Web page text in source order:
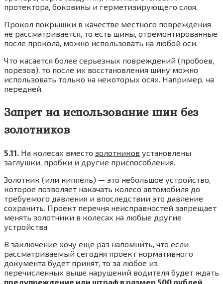
протектора, боковины и герметизирующего слоя.
Прокол покрышки в качестве местного повреждения
не рассматривается, то есть шины, отремонтированные
после прокола, можно использовать на любой оси.
Что касается более серьезных повреждений (пробоев,
порезов), то после их восстановления шину можно
использовать только на некоторых осях. Например, на
передней.
Запрет на использование шин без
золотников
5.11. На колесах вместо золотников установлены
заглушки, пробки и другие приспособления.
Золотник (или ниппель) — это небольшое устройство,
которое позволяет накачать колесо автомобиля до
требуемого давления и впоследствии это давление
сохранить. Проект перечня неисправностей запрещает
менять золотники в колесах на любые другие
устройства.
В заключение хочу еще раз напомнить, что если
рассматриваемый сегодня проект нормативного
документа будет принят, то за любое из
перечисленных выше нарушений водителя будет ждать
предупреждение или штраф в размер 500 рублей